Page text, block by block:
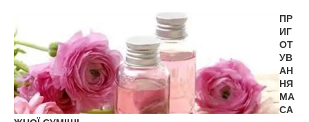
ПР
ИГ
ОТ
УВ
АН
НЯ
МА
СА